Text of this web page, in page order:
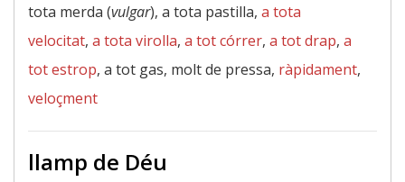
tota merda (vulgar), a tota pastilla, a tota
velocitat, a tota virolla, a tot córrer, a tot drap, a
tot estrop, a tot gas, molt de pressa, ràpidament,
veloçment
llamp de Déu